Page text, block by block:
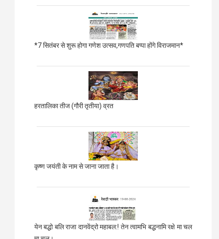
*7 सितंबर से शुरू होगा गणेश उत्सव,गणपति बप्पा होंगे विराजमान*
हरतालिका तीज (गौरी तृतीया) व्रत
कृष्ण जयंती के नाम से जाना जाता है।
येन बद्धो बलि राजा दानवेंद्रो महाबल:! तेन त्वामभि बद्धनामि रक्षे मा चल